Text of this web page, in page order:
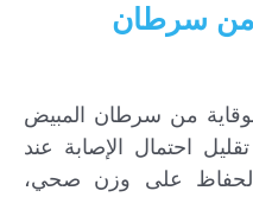
من سرطان
من سرطان المبيض
احتمال الإصابة عند
على وزن صحي،